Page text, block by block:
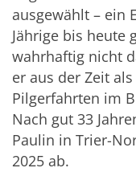
ausgewählt – ein
Jährige bis heute
wahrhaftig nicht
er aus der Zeit
Pilgerfahrten im
Nach gut 33
Paulin in Trier-
2025 ab.